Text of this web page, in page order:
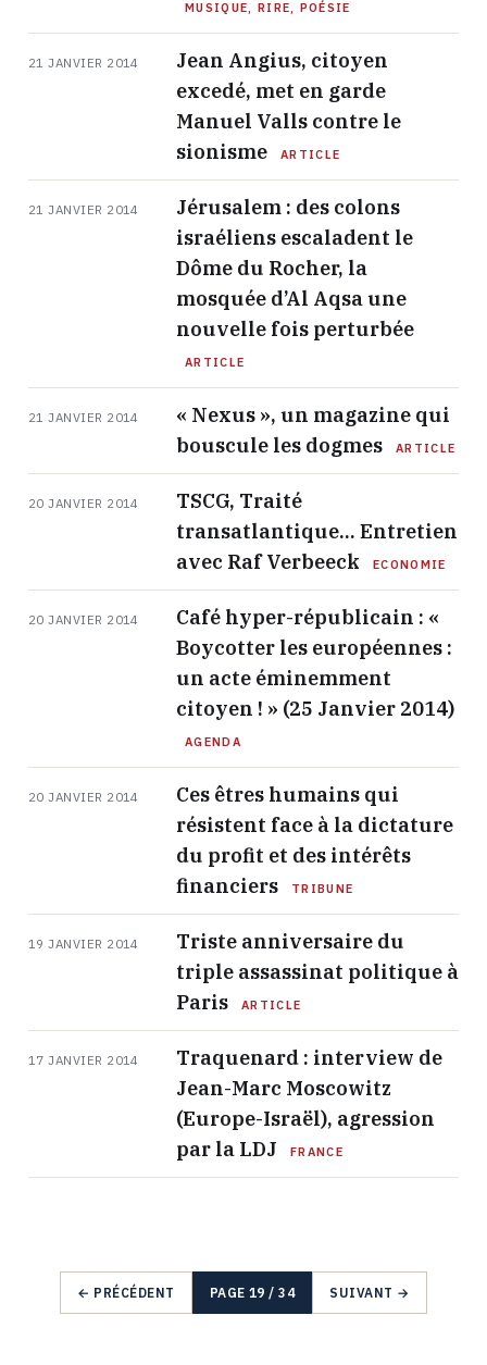
MUSIQUE, RIRE, POÉSIE
21 JANVIER 2014
Jean Angius, citoyen
excedé, met en garde
Manuel Valls contre le
sionisme
ARTICLE
21 JANVIER 2014
Jérusalem : des colons
israéliens escaladent le
Dôme du Rocher, la
mosquée d’Al Aqsa une
nouvelle fois perturbée
ARTICLE
21 JANVIER 2014
« Nexus », un magazine qui
bouscule les dogmes
ARTICLE
20 JANVIER 2014
TSCG, Traité
transatlantique… Entretien
avec Raf Verbeeck
ECONOMIE
20 JANVIER 2014
Café hyper-républicain : «
Boycotter les européennes :
un acte éminemment
citoyen ! » (25 Janvier 2014)
AGENDA
20 JANVIER 2014
Ces êtres humains qui
résistent face à la dictature
du profit et des intérêts
financiers
TRIBUNE
19 JANVIER 2014
Triste anniversaire du
triple assassinat politique à
Paris
ARTICLE
17 JANVIER 2014
Traquenard : interview de
Jean-Marc Moscowitz
(Europe-Israël), agression
par la LDJ
FRANCE
← PRÉCÉDENT PAGE 19 / 34 SUIVANT →